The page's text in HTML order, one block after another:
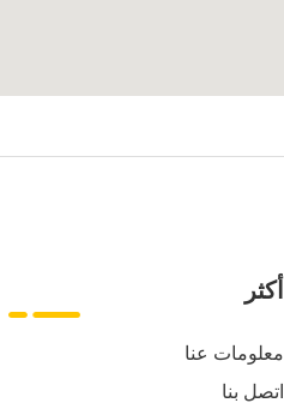
أكثر
معلومات عنا
اتصل بنا